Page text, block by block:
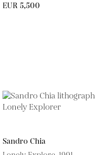
EUR 5,500
Sandro Chia